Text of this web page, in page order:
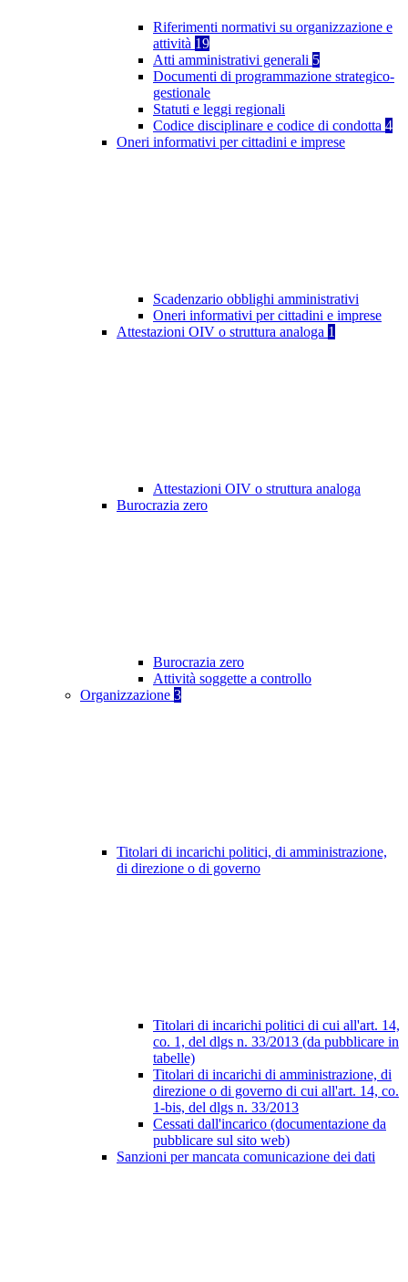
Riferimenti normativi su organizzazione e
attività 19
Atti amministrativi generali 5
Documenti di programmazione strategico-
gestionale
Statuti e leggi regionali
Codice disciplinare e codice di condotta 4
Oneri informativi per cittadini e imprese
Scadenzario obblighi amministrativi
Oneri informativi per cittadini e imprese
Attestazioni OIV o struttura analoga 1
Attestazioni OIV o struttura analoga
Burocrazia zero
Burocrazia zero
Attività soggette a controllo
Organizzazione 3
Titolari di incarichi politici, di amministrazione,
di direzione o di governo
Titolari di incarichi politici di cui all'art. 14,
co. 1, del dlgs n. 33/2013 (da pubblicare in
tabelle)
Titolari di incarichi di amministrazione, di
direzione o di governo di cui all'art. 14, co.
1-bis, del dlgs n. 33/2013
Cessati dall'incarico (documentazione da
pubblicare sul sito web)
Sanzioni per mancata comunicazione dei dati